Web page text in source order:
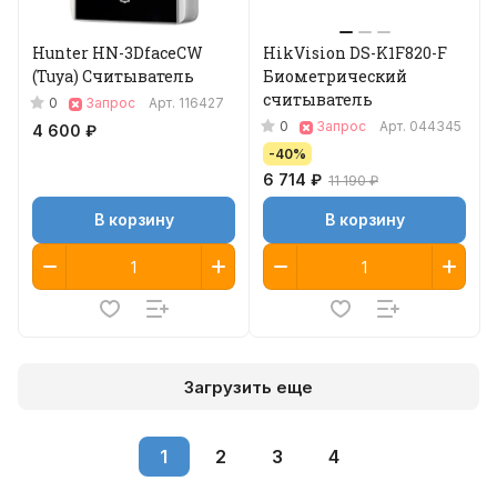
Hunter HN-3DfaceCW
(Tuya) Считыватель
0 Запрос Арт. 116427
4 600 ₽
В корзину
HikVision DS-K1F820-F
Биометрический
считыватель
0 Запрос Арт. 044345
-40%
6 714 ₽ 11 190 ₽
В корзину
Загрузить еще
1 2 3 4